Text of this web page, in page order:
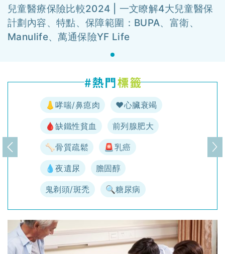
兒童醫療保險比較2024 | 一文瞭解4大兒童醫保
計劃內容、特點、保障範圍：BUPA、富衛、
Manulife、萬通保險YF Life
👃哮喘/鼻瘜肉 ♥️心臟衰竭
🩸缺鐵性貧血 前列腺肥大
🦴骨質疏鬆 🚨乳癌
💧夜遺尿 膽固醇
鬼剃頭/斑禿 🔍糖尿病
上一頁 下